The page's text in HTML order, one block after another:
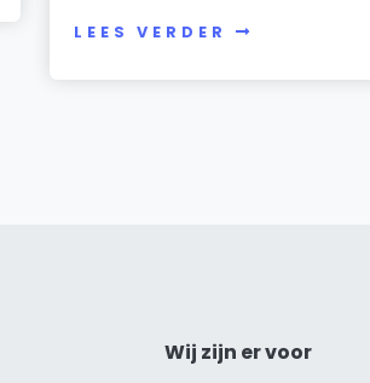
LEES VERDER
Wij zijn er voor